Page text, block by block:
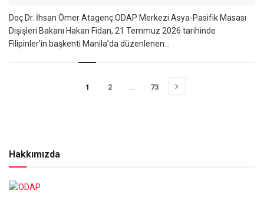
Doç.Dr. İhsan Ömer Atagenç ODAP Merkezi Asya-Pasifik Masası
Dışişleri Bakanı Hakan Fidan, 21 Temmuz 2026 tarihinde
Filipinler’in başkenti Manila’da düzenlenen...
1 2 … 73
Hakkımızda